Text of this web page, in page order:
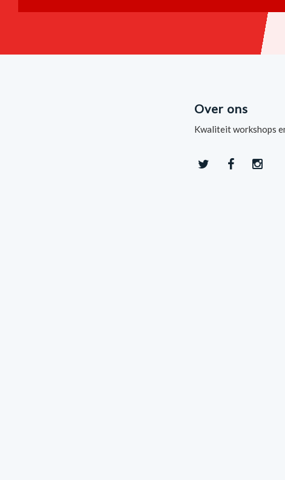
Over ons
Kwaliteit workshops